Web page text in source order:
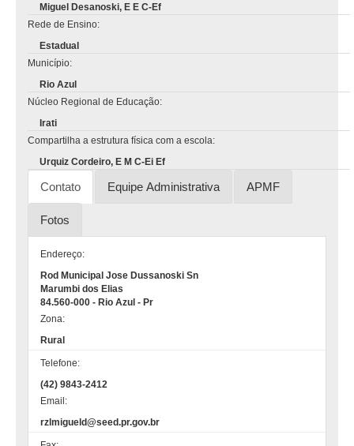
Miguel Desanoski, E E C-Ef
Rede de Ensino:
Estadual
Município:
Rio Azul
Núcleo Regional de Educação:
Irati
Compartilha a estrutura física com a escola:
Urquiz Cordeiro, E M C-Ei Ef
Contato Equipe Administrativa APMF
Fotos
Endereço:
Rod Municipal Jose Dussanoski Sn
Marumbi dos Elias
84.560-000 - Rio Azul - Pr
Zona:
Rural
Telefone:
(42) 9843-2412
Email:
rzlmigueld@seed.pr.gov.br